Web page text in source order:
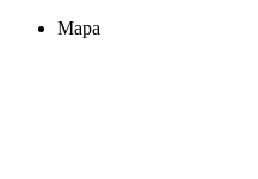
Mapa